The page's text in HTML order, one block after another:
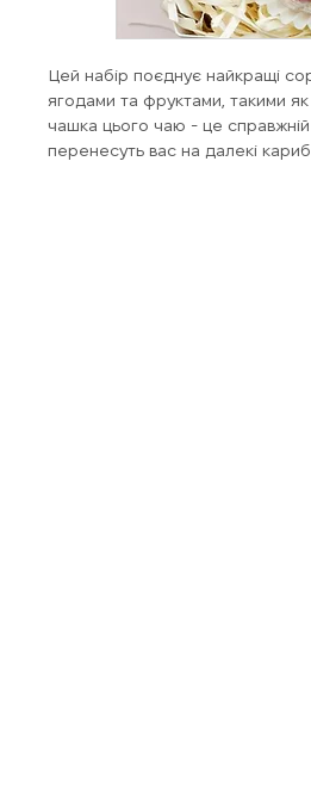
Цей набір поєднує найкращі
ягодами та фруктами, такими
чашка цього чаю - це справжній
перенесуть вас на далекі